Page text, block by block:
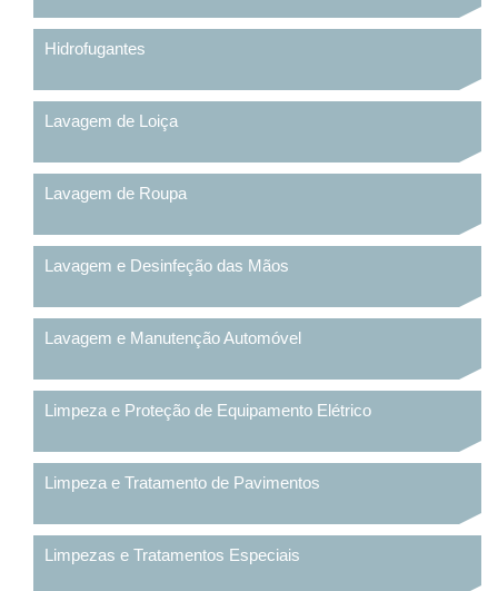
Hidrofugantes
Lavagem de Loiça
Lavagem de Roupa
Lavagem e Desinfeção das Mãos
Lavagem e Manutenção Automóvel
Limpeza e Proteção de Equipamento Elétrico
Limpeza e Tratamento de Pavimentos
Limpezas e Tratamentos Especiais